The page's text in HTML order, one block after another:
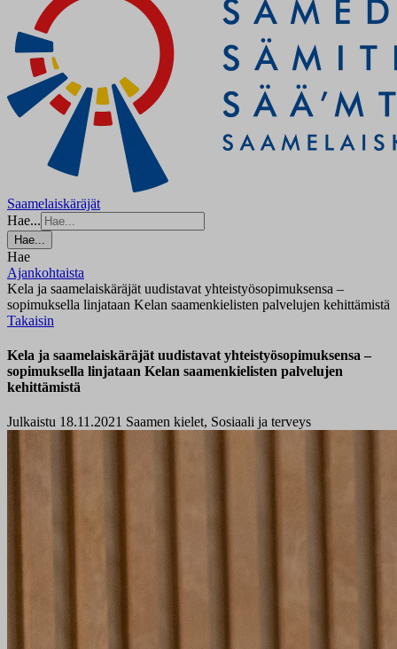
Saamelaiskäräjät
Hae...
Hae...
Hae
Ajankohtaista
Kela ja saamelaiskäräjät uudistavat yhteistyösopimuksensa –
sopimuksella linjataan Kelan saamenkielisten palvelujen kehittämistä
Takaisin
Kela ja saamelaiskäräjät uudistavat yhteistyösopimuksensa –
sopimuksella linjataan Kelan saamenkielisten palvelujen
kehittämistä
Julkaistu 18.11.2021 Saamen kielet, Sosiaali ja terveys